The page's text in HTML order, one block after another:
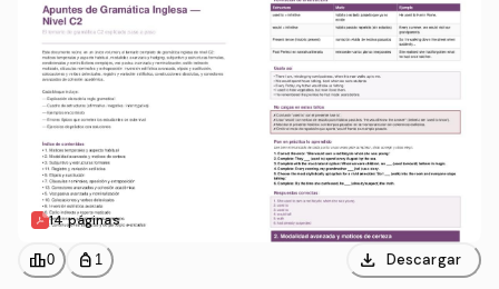
14 páginas
leaderboard0 personal_bag 1 download Descargar